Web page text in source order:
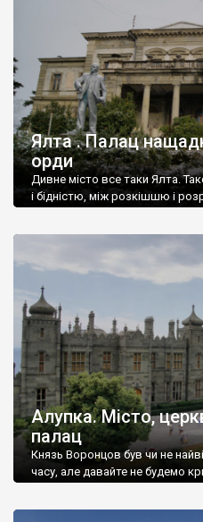
Ялта . Палац
орди
Дивне місто все таки Ялта.
і бідністю, між розкішшю і
Алупка. Місто,
палац
Князь Воронцов був чи не
часу, але давайте не будемо